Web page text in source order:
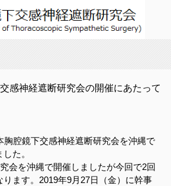
下交感神経遮断研
感神経遮断研究会の開催にあたって
腔鏡下交感神経遮断研究会を沖縄で
た。
会を沖縄で開催しましたが今回で2回
ります。2019年9月27日（金）に幹事